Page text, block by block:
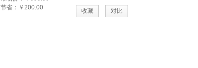
收藏 对比
节省： ￥200.00